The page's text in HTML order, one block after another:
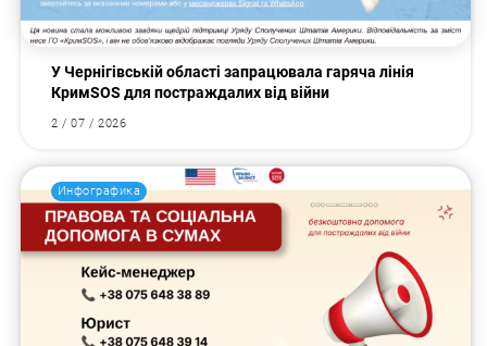
У Чернігівській області запрацювала гаряча лінія
КримSOS для постраждалих від війни
2 / 07 / 2026
Инфографика